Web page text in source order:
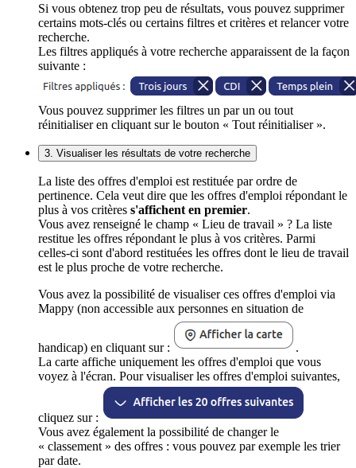
Si vous obtenez trop peu de résultats, vous pouvez supprimer
certains mots-clés ou certains filtres et critères et relancer votre
recherche.
Les filtres appliqués à votre recherche apparaissent de la façon
suivante :
Vous pouvez supprimer les filtres un par un ou tout
réinitialiser en cliquant sur le bouton « Tout réinitialiser ».
3. Visualiser les résultats de votre recherche
La liste des offres d'emploi est restituée par ordre de
pertinence. Cela veut dire que les offres d'emploi répondant le
plus à vos critères s'affichent en premier.
Vous avez renseigné le champ « Lieu de travail » ? La liste
restitue les offres répondant le plus à vos critères. Parmi
celles-ci sont d'abord restituées les offres dont le lieu de travail
est le plus proche de votre recherche.
Vous avez la possibilité de visualiser ces offres d'emploi via
Mappy (non accessible aux personnes en situation de
handicap) en cliquant sur :
.
La carte affiche uniquement les offres d'emploi que vous
voyez à l'écran. Pour visualiser les offres d'emploi suivantes,
cliquez sur :
Vous avez également la possibilité de changer le
« classement » des offres : vous pouvez par exemple les trier
par date.